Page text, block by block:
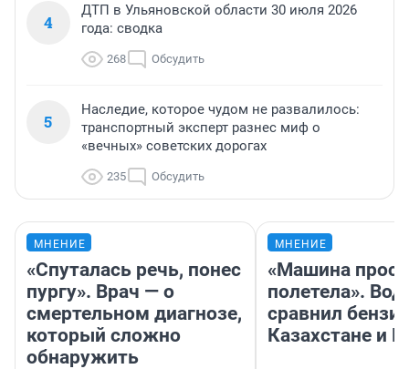
4
ДТП в Ульяновской области 30 июля 2026
года: сводка
268 Обсудить
5
Наследие, которое чудом не развалилось:
транспортный эксперт разнес миф о
«вечных» советских дорогах
235 Обсудить
МНЕНИЕ
«Спуталась речь, понес
пургу». Врач — о
смертельном диагнозе,
который сложно
обнаружить
МНЕНИЕ
«Машина
полетела».
сравнил
Казахстане и